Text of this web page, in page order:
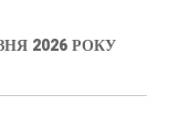
2026 РОКУ